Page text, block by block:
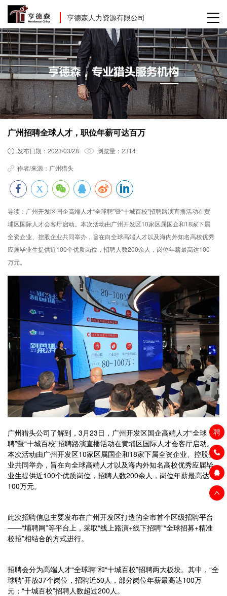
聘
亨德森人力资源有限公司
广州招聘全球人才，职位年薪可达百万
发布日期： 2023/03/28 浏览量： 2314
作者/来源： 广州猎头
导读： 广州开发区国企高端人才“全球聘”暨“十城百校”招聘路演直播活动在黄
埔区国际人才会客厅启动。本次活动由广州开发区10家区属国企和18家下属
全资企业、控股企业共同举办，旨在向全球高端人才以及海内外知名高校优秀
应届毕业生提供近100个优质岗位，招聘人数200余人，岗位年薪最高达100
万元。
广州猎头公司了解到，3月23日，广州开发区国企高端人才“全球
聘”暨“十城百校”招聘路演直播活动在黄埔区国际人才会客厅启动。
本次活动由广州开发区10家区属国企和18家下属全资企业、控股企
业共同举办，旨在向全球高端人才以及海内外知名高校优秀应届毕
业生提供近100个优质岗位，招聘人数200余人，岗位年薪最高达
100万元。
此次招聘信息主要发布在广州开发区打造的全市首个区级招聘平台
——“埔聘网”等平台上，采取“线上路演+线下招聘”“全球招募+精准
校招”相结合的方式进行。
招聘会分为高端人才“全球聘”和“十城百校”招聘两大板块。其中，“全
球聘”开放37个岗位，招聘近50人，部分岗位年薪最高达100万
元；“十城百校”招聘人数超过200人。